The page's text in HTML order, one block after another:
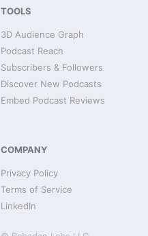
TOOLS
3D Audience Graph
Podcast Reach
Subscribers & Followers
Discover New Podcasts
Embed Podcast Reviews
COMPANY
Privacy Policy
Terms of Service
LinkedIn